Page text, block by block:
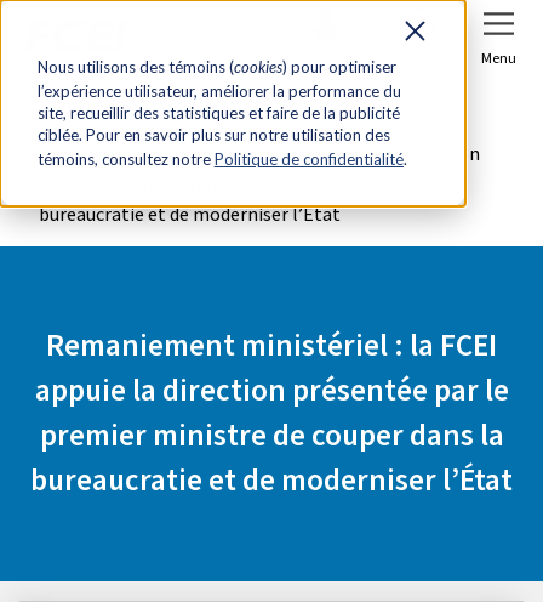
Nous utilisons des témoins (cookies) pour optimiser
l’expérience utilisateur, améliorer la performance du
site, recueillir des statistiques et faire de la publicité
ciblée. Pour en savoir plus sur notre utilisation des
témoins, consultez notrePolitique de confidentialité.
Se connecter Menu
Accueil
Salle de presse
Remaniement ministériel : la FCEI appuie la direction
bureaucratie et de moderniser l’État
Remaniement ministériel : la FCEI
appuie la direction présentée par le
premier ministre de couper dans la
bureaucratie et de moderniser l’État